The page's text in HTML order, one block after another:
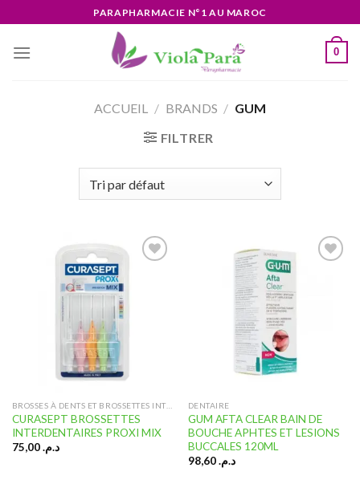
to
content
PARAPHARMACIE N°1 AU MAROC
0
ACCUEIL / BRANDS / GUM
FILTRER
BROSSES À DENTS ET BROSSETTES INTERDENTAIRES
CURASEPT BROSSETTES
INTERDENTAIRES PROXI MIX
د.م.75,00
DENTAIRE
GUM AFTA CLEAR BAIN DE
BOUCHE APHTES ET LESIONS
BUCCALES 120ML
د.م.98,60